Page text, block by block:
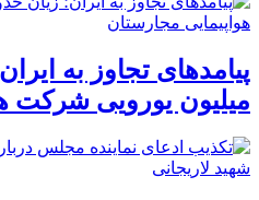
میلیون یورویی شرکت